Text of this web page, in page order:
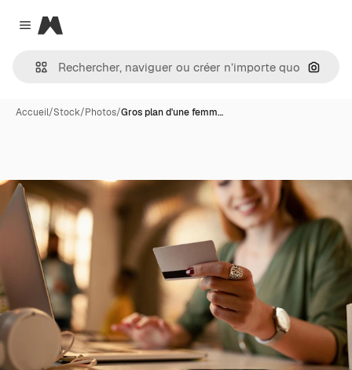
Close menu
Magnific
Accueil/Stock/Photos/Gros plan d'une femm…